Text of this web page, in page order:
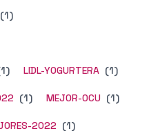
(1)
LIDL-YOGURTERA (1)
(1) MEJOR-OCU (1)
2022 (1)